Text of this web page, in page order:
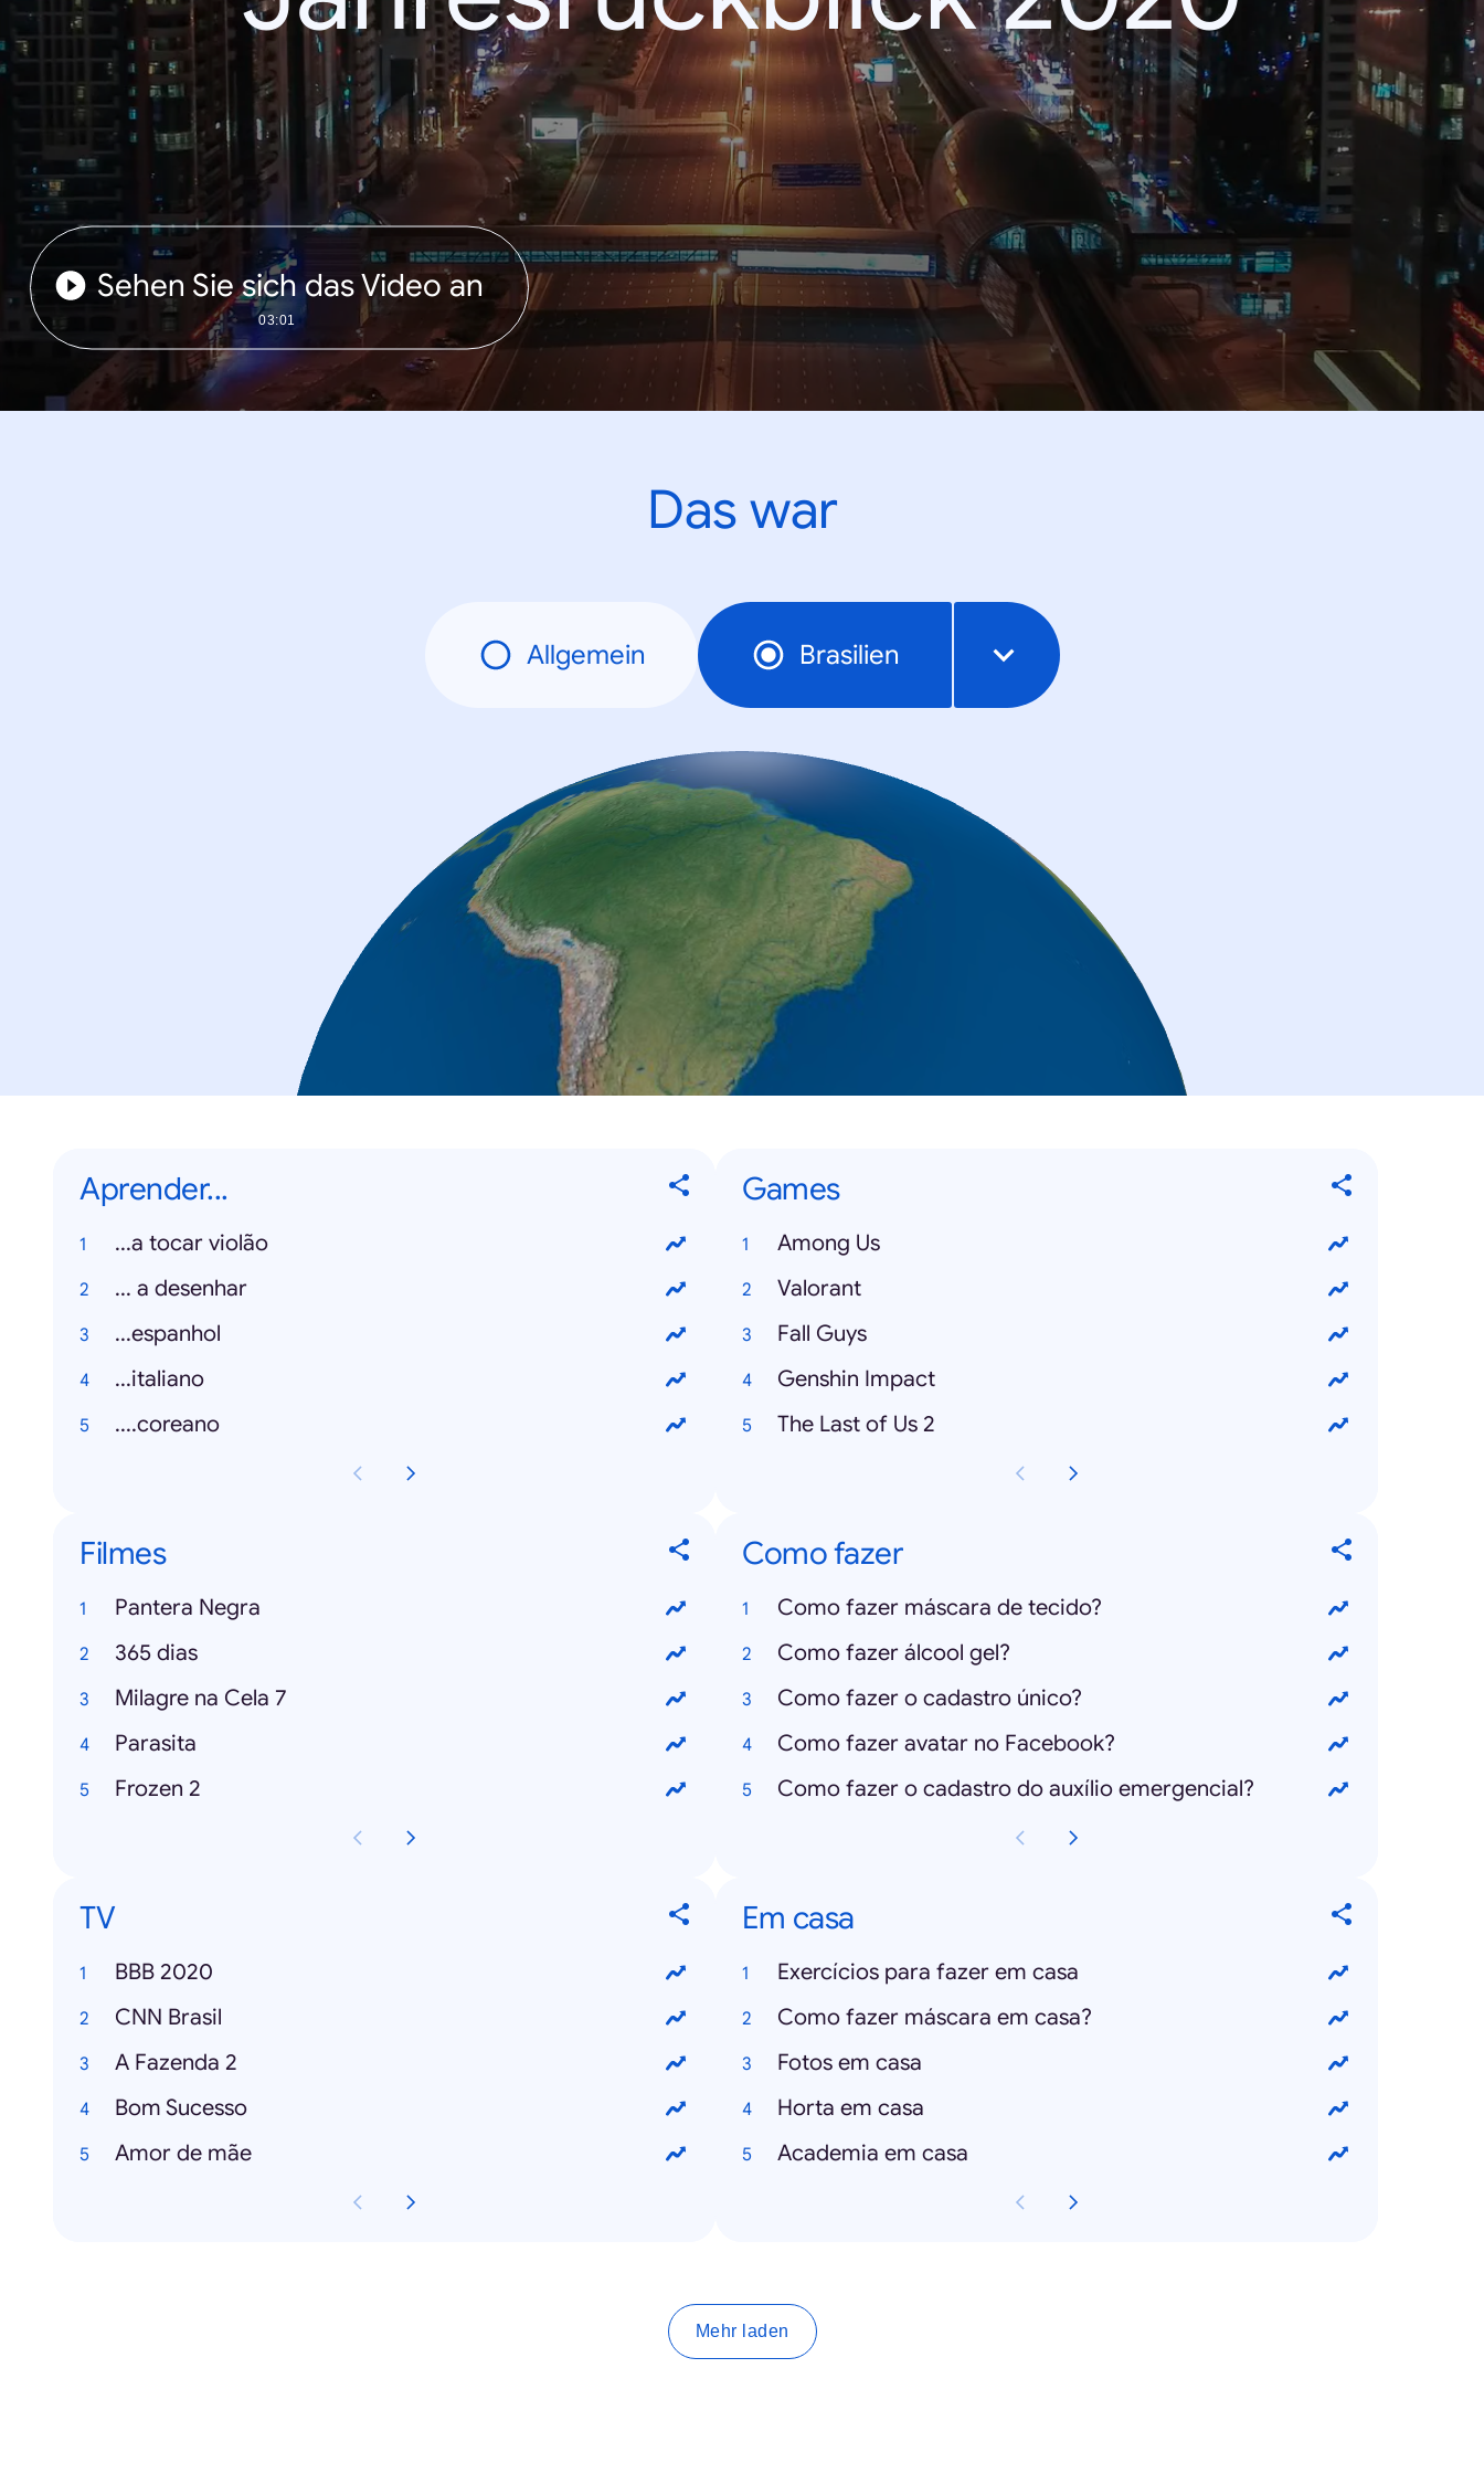
Sehen Sie sich das Video an
03:01
Das war
Allgemein Brasilien
Aprender...
...a tocar violão
... a desenhar
...espanhol
...italiano
....coreano
Games
Among Us
Valorant
Fall Guys
Genshin Impact
The Last of Us 2
Filmes
Pantera Negra
365 dias
Milagre na Cela 7
Parasita
Frozen 2
Como fazer
Como fazer máscara de tecido?
Como fazer álcool gel?
Como fazer o cadastro único?
Como fazer avatar no Facebook?
Como fazer o cadastro do auxílio emergencial?
TV
BBB 2020
CNN Brasil
A Fazenda 2
Bom Sucesso
Amor de mãe
Em casa
Exercícios para fazer em casa
Como fazer máscara em casa?
Fotos em casa
Horta em casa
Academia em casa
Mehr laden